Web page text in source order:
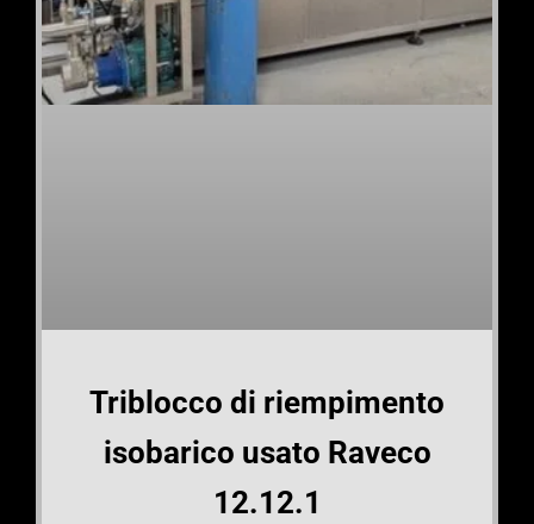
Triblocco di riempimento
isobarico usato Raveco
12.12.1